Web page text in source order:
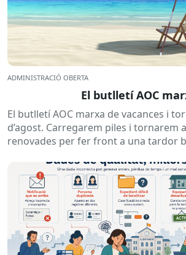
ADMINISTRACIÓ OBERTA
El butlletí AOC
El butlletí AOC marxa de vacances i
d’agost. Carregarem piles i tornarem
renovades per fer front a una tardor